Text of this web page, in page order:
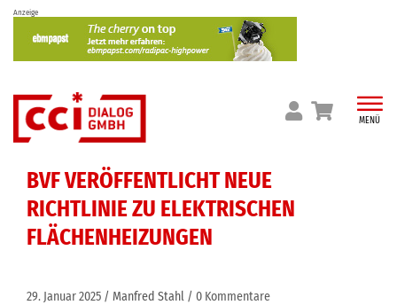
Skip
content
Anzeige
MENÜ
BVF VERÖFFENTLICHT NEUE
RICHTLINIE ZU ELEKTRISCHEN
FLÄCHENHEIZUNGEN
29. Januar 2025 Manfred Stahl 0 Kommentare